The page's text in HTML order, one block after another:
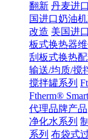
翻新 丹麦进
国进口奶油
改造 美国进
板式换热器
刮板式换热
输送/均质/搅
搅拌罐系列
Ftherm®
代理品牌产品
净化水系列
系列 布袋式